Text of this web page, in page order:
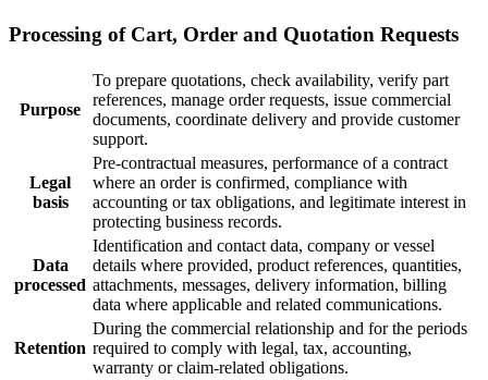
Processing of Cart, Order and Quotation Requests
Purpose
To prepare quotations, check availability, verify part
references, manage order requests, issue commercial
documents, coordinate delivery and provide customer
support.
Legal
basis
Pre-contractual measures, performance of a contract
where an order is confirmed, compliance with
accounting or tax obligations, and legitimate interest in
protecting business records.
Data
processed
Identification and contact data, company or vessel
details where provided, product references, quantities,
attachments, messages, delivery information, billing
data where applicable and related communications.
Retention
During the commercial relationship and for the periods
required to comply with legal, tax, accounting,
warranty or claim-related obligations.